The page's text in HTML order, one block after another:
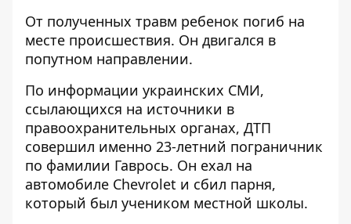
От полученных травм ребенок погиб на
месте происшествия. Он двигался в
попутном направлении.
По информации украинских СМИ,
ссылающихся на источники в
правоохранительных органах, ДТП
совершил именно 23-летний пограничник
по фамилии Гаврось. Он ехал на
автомобиле Chevrolet и сбил парня,
который был учеником местной школы.